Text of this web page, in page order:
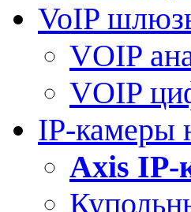
VoIP
VOIP
VOIP
IP-камеры
Axis IP-